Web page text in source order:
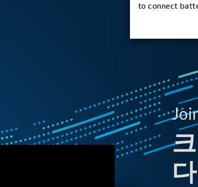
to connect
supplies. What
moment the
62180D-600
the
for this
applicati
다